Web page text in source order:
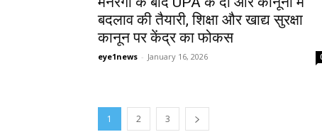
बदलाव की तैयारी, शिक्षा और खाद्य सुरक्षा
कानून पर केंद्र का फोकस
eye1news - January 16, 2026
1 2 3